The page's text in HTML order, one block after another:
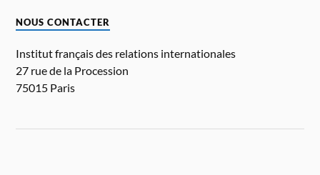
NOUS CONTACTER
Institut français des relations internationales
27 rue de la Procession
75015 Paris